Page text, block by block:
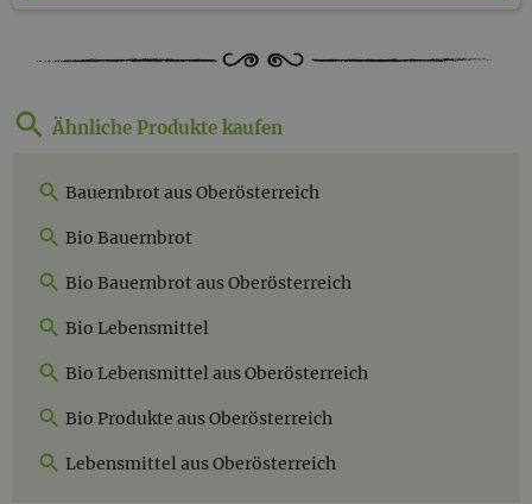
Ähnliche Produkte kaufen
Bauernbrot aus Oberösterreich
Bio Bauernbrot
Bio Bauernbrot aus Oberösterreich
Bio Lebensmittel
Bio Lebensmittel aus Oberösterreich
Bio Produkte aus Oberösterreich
Lebensmittel aus Oberösterreich